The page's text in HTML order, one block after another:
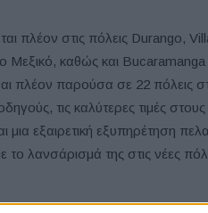
πλέον στις πόλεις Durango,
καθώς και Bucaramanga
πλέον παρούσα σε 22 πόλεις
τις καλύτερες τιμές στους
μια εξαιρετική εξυπηρέτηση
λανσάρισμά της στις νέες